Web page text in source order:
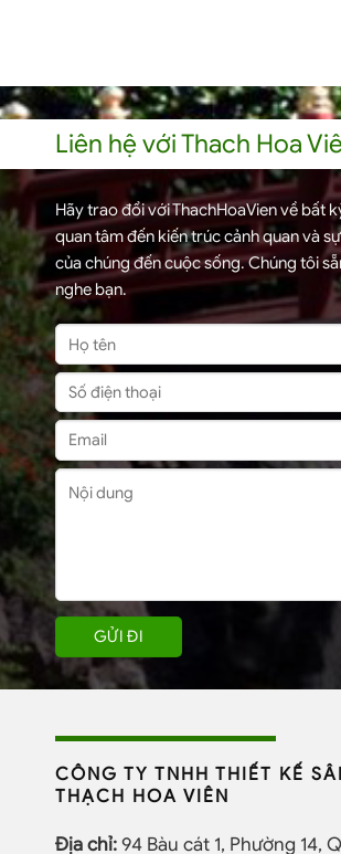
Liên hệ với Thach Hoa
Hãy trao đổi với ThachHoaVien về bất
quan tâm đến kiến trúc cảnh quan và
của chúng đến cuộc sống. Chúng tôi
nghe bạn.
CÔNG TY TNHH THIẾT KẾ
THẠCH HOA VIÊN
Địa chỉ:94 Bàu cát 1, Phường 14,